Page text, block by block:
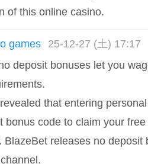
of this online casino.
games
25-12-27 (土) 17:17
deposit bonuses let you
that entering
bonus code to claim your
BlazeBet releases no deposit